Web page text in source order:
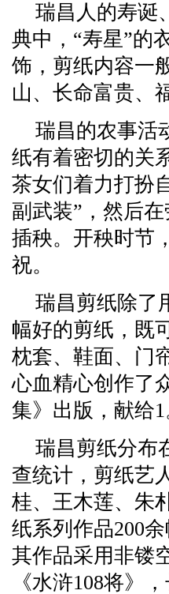
瑞昌人的寿诞
典中，“寿星”的
饰，剪纸内容一
山、长命富贵、
瑞昌的农事活
纸有着密切的关
茶女们着力打扮
副武装”，然后
插秧。开秧时节
祝。
瑞昌剪纸除了
幅好的剪纸，既
枕套、鞋面、门
心血精心创作了
集》出版，献给1
瑞昌剪纸分布
查统计，剪纸艺
桂、王木莲、朱
纸系列作品200
其作品采用非镂
《水浒108将》